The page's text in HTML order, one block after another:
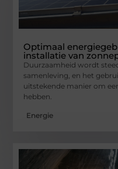
Optimaal
installatie van
Duurzaamheid wordt
samenleving, en het
uitstekende manier om
hebben.
Energie